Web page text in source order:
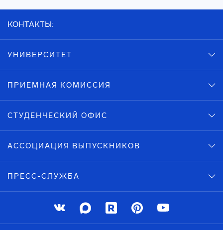
КОНТАКТЫ:
УНИВЕРСИТЕТ
ПРИЕМНАЯ КОМИССИЯ
СТУДЕНЧЕСКИЙ ОФИС
АССОЦИАЦИЯ ВЫПУСКНИКОВ
ПРЕСС-СЛУЖБА